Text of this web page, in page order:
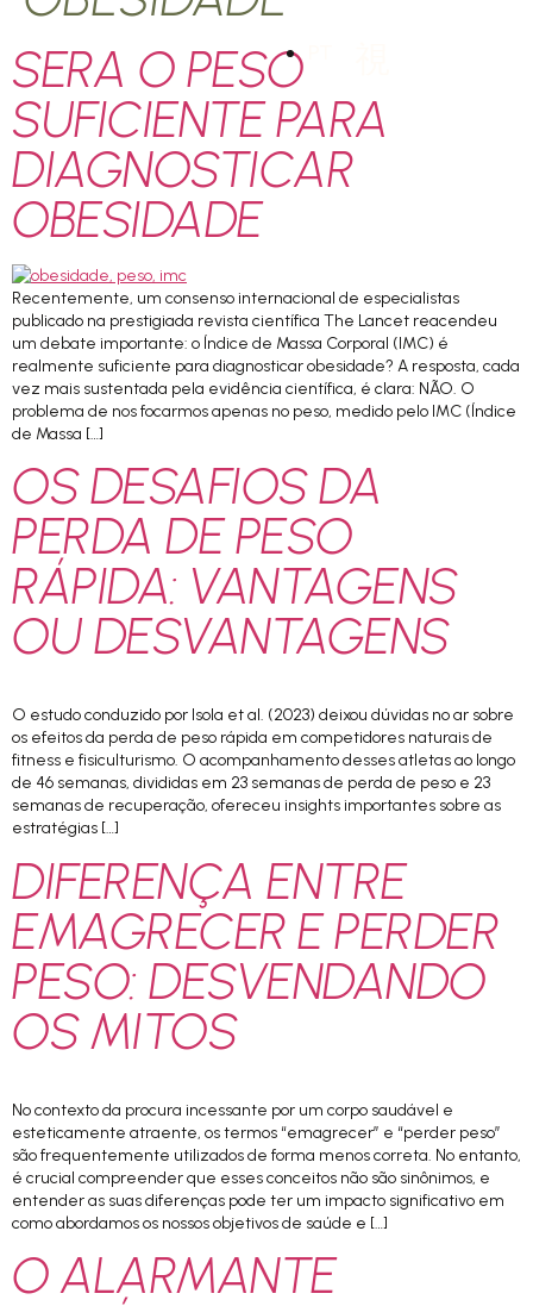
SERA O PESO
SUFICIENTE PARA
DIAGNOSTICAR
OBESIDADE
Recentemente, um consenso internacional de especialistas
publicado na prestigiada revista científica The Lancet reacendeu
um debate importante: o Índice de Massa Corporal (IMC) é
realmente suficiente para diagnosticar obesidade? A resposta, cada
vez mais sustentada pela evidência científica, é clara: NÃO. O
problema de nos focarmos apenas no peso, medido pelo IMC (Índice
de Massa […]
OS DESAFIOS DA
PERDA DE PESO
RÁPIDA: VANTAGENS
OU DESVANTAGENS
O estudo conduzido por Isola et al. (2023) deixou dúvidas no ar sobre
os efeitos da perda de peso rápida em competidores naturais de
fitness e fisiculturismo. O acompanhamento desses atletas ao longo
de 46 semanas, divididas em 23 semanas de perda de peso e 23
semanas de recuperação, ofereceu insights importantes sobre as
estratégias […]
DIFERENÇA ENTRE
EMAGRECER E PERDER
PESO: DESVENDANDO
OS MITOS
No contexto da procura incessante por um corpo saudável e
esteticamente atraente, os termos “emagrecer” e “perder peso”
são frequentemente utilizados de forma menos correta. No entanto,
é crucial compreender que esses conceitos não são sinônimos, e
entender as suas diferenças pode ter um impacto significativo em
como abordamos os nossos objetivos de saúde e […]
O ALARMANTE